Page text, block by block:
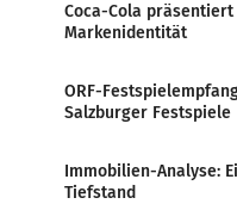
Coca-Cola
Markenidentität
ORF-
Salzburger Festspiele
Immobilien-Analyse:
Tiefstand